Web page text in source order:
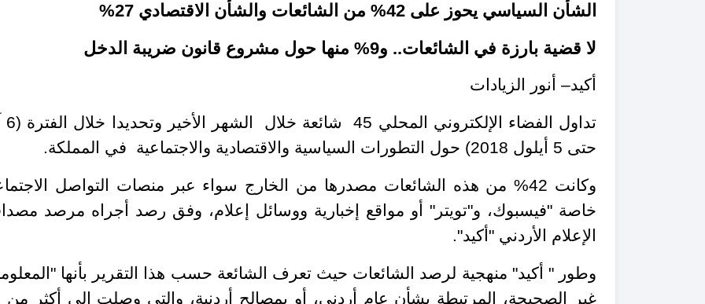
الشأن السياسي يحوز على 42% من الشائعات والشأن الاقتصادي 27%
لا قضية بارزة في الشائعات.. و9% منها حول مشروع قانون ضريبة الدخل
أكيد– أنور الزيادات
حتى 5 أيلول 2018) حول التطورات السياسية والاقتصادية والاجتماعية في المملكة.
وكانت 42% من هذه الشائعات مصدرها من الخارج سواء عبر منصات التواصل
خاصة "فيسبوك، و"تويتر" أو مواقع إخبارية ووسائل إعلام، وفق رصد أجراه مرصد
الإعلام الأردني "أكيد".
وطور " أكيد" منهجية لرصد الشائعات حيث تعرف الشائعة حسب هذا التقرير بأنها